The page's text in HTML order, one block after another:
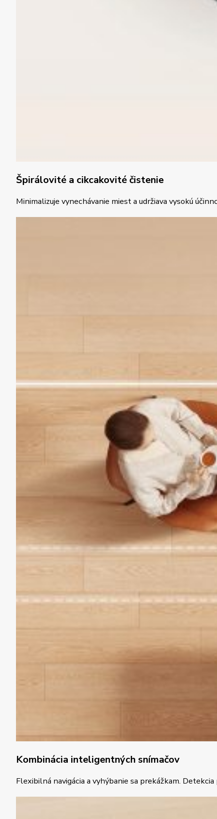
Špirálovité a cikcakovité čistenie
Minimalizuje vynechávanie miest a udržiava vysokú
Kombinácia inteligentných snímačov
Flexibilná navigácia a vyhýbanie sa prekážkam.